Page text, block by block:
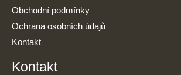
Obchodní podmínky
Ochrana osobních údajů
Kontakt
Kontakt